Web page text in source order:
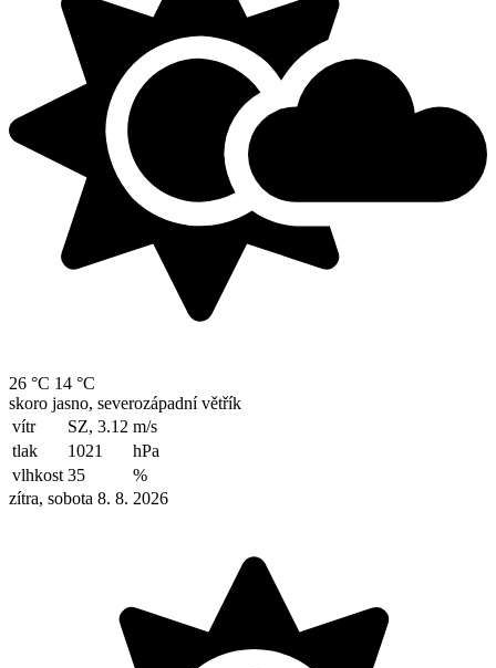
26 °C 14 °C
skoro jasno, severozápadní větřík
vítr
SZ, 3.12 m/s
tlak
1021
hPa
vlhkost 35
%
zítra, sobota 8. 8. 2026